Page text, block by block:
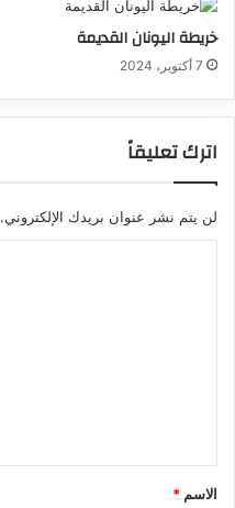
خريطة اليونان القديمة
7 أكتوبر، 2024
اترك تعليقاً
لن يتم نشر عنوان بريدك الإلكتروني.
*
الاسم *